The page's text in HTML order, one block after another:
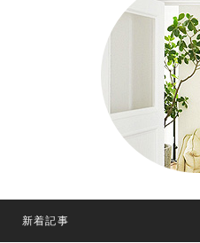
新着記事